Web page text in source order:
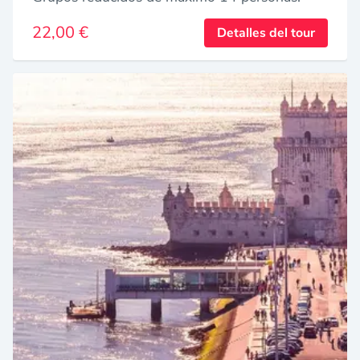
22,00 € Detalles del tour